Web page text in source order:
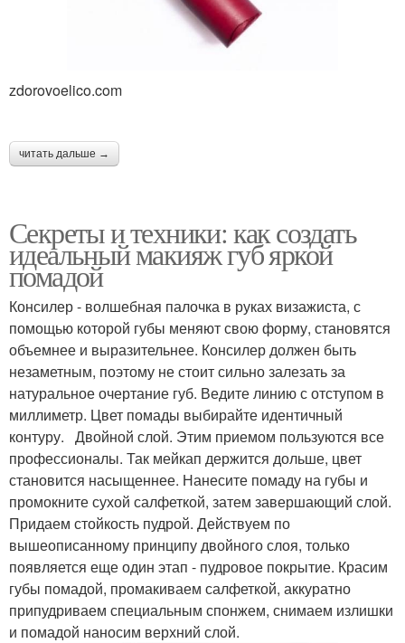
zdorovoelico.com
читать дальше →
Секреты и техники: как создать
идеальный макияж губ яркой
помадой
Консилер - волшебная палочка в руках визажиста, с
помощью которой губы меняют свою форму, становятся
объемнее и выразительнее. Консилер должен быть
незаметным, поэтому не стоит сильно залезать за
натуральное очертание губ. Ведите линию с отступом в
миллиметр. Цвет помады выбирайте идентичный
контуру. Двойной слой. Этим приемом пользуются все
профессионалы. Так мейкап держится дольше, цвет
становится насыщеннее. Нанесите помаду на губы и
промокните сухой салфеткой, затем завершающий слой.
Придаем стойкость пудрой. Действуем по
вышеописанному принципу двойного слоя, только
появляется еще один этап - пудровое покрытие. Красим
губы помадой, промакиваем салфеткой, аккуратно
припудриваем специальным спонжем, снимаем излишки
и помадой наносим верхний слой.